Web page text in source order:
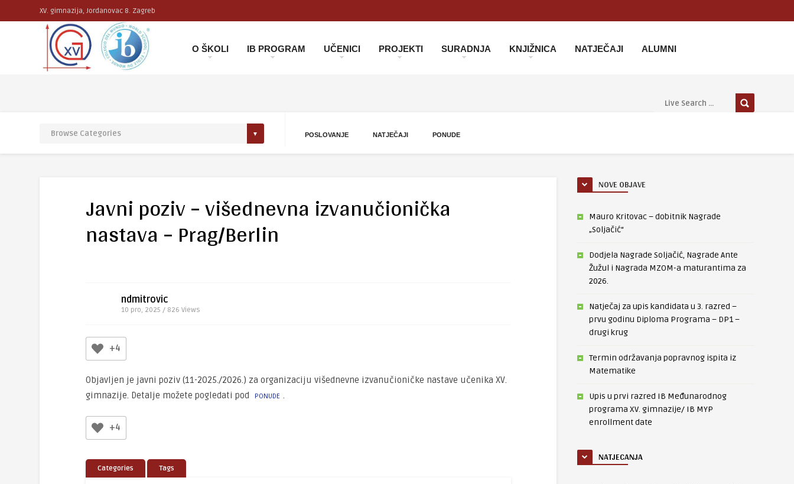
XV. gimnazija, Jordanovac 8. Zagreb
O ŠKOLI IB PROGRAM UČENICI PROJEKTI SURADNJA KNJIŽNICA NATJEČAJI ALUMNI
POSLOVANJE NATJEČAJI PONUDE
Javni poziv – višednevna izvanučionička
nastava – Prag/Berlin
ndmitrovic
10 pro, 2025 / 826 Views
+4
Objavljen je javni poziv (11-2025./2026.) za organizaciju višednevne izvanučioničke nastave učenika XV.
gimnazije. Detalje možete pogledati pod
PONUDE .
+4
Categories Tags
NOVE OBJAVE
Mauro Kritovac – dobitnik Nagrade
„Soljačić“
Dodjela Nagrade Soljačić, Nagrade Ante
Žužul i Nagrada MZOM-a maturantima za
2026.
Natječaj za upis kandidata u 3. razred –
prvu godinu Diploma Programa – DP1 –
drugi krug
Termin održavanja popravnog ispita iz
Matematike
Upis u prvi razred IB Međunarodnog
programa XV. gimnazije/ IB MYP
enrollment date
NATJECANJA